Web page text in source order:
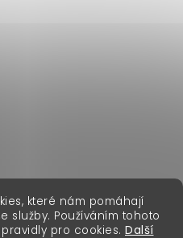
které nám pomáhají
služby. Používáním tohoto
pro cookies. Další
. Všechna práva vyhrazena.